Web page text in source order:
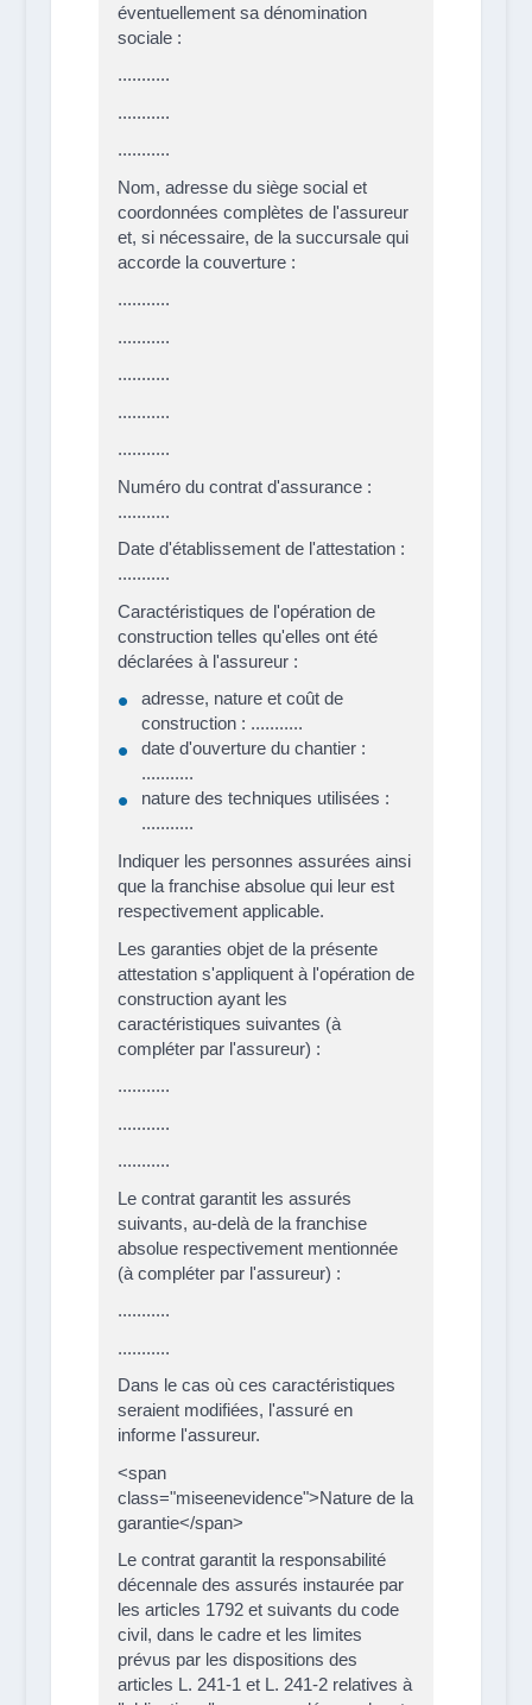
éventuellement sa dénomination
sociale :
...........
...........
...........
Nom, adresse du siège social et
coordonnées complètes de l'assureur
et, si nécessaire, de la succursale qui
accorde la couverture :
...........
...........
...........
...........
...........
Numéro du contrat d'assurance :
...........
Date d'établissement de l'attestation :
...........
Caractéristiques de l'opération de
construction telles qu'elles ont été
déclarées à l'assureur :
adresse, nature et coût de
construction : ...........
date d'ouverture du chantier :
...........
nature des techniques utilisées :
...........
Indiquer les personnes assurées ainsi
que la franchise absolue qui leur est
respectivement applicable.
Les garanties objet de la présente
attestation s'appliquent à l'opération de
construction ayant les
caractéristiques suivantes (à
compléter par l'assureur) :
...........
...........
...........
Le contrat garantit les assurés
suivants, au-delà de la franchise
absolue respectivement mentionnée
(à compléter par l'assureur) :
...........
...........
Dans le cas où ces caractéristiques
seraient modifiées, l'assuré en
informe l'assureur.
<span
class="miseenevidence">Nature de la
garantie</span>
Le contrat garantit la responsabilité
décennale des assurés instaurée par
les articles 1792 et suivants du code
civil, dans le cadre et les limites
prévus par les dispositions des
articles L. 241-1 et L. 241-2 relatives à